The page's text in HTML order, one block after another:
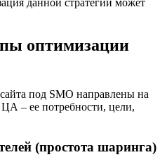
данной стратегии может
оптимизации
под SMO направлены на
– ее потребности, цели,
(простота шаринга)